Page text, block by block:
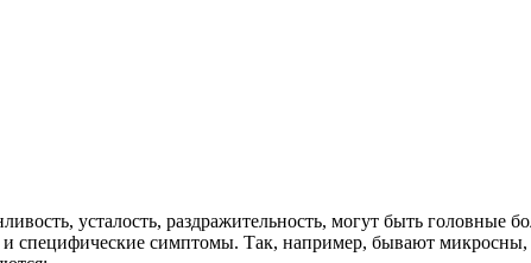
усталость, раздражительность, могут быть головные
и специфические симптомы. Так, например, бывают